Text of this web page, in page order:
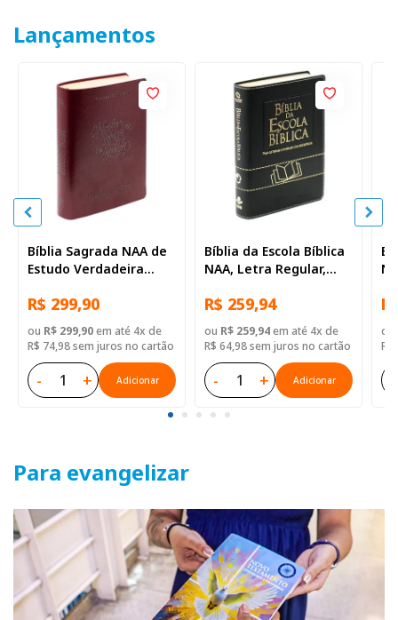
Lançamentos
Bíblia Sagrada NAA de
Estudo Verdadeira
Regular, com mapa,
Capa Couro Sintético
Ilustrada Marrom
R$ 299,90
ou R$ 299,90em até 4x de
R$ 74,98 sem juros no cartão
- + Adicionar
Bíblia da Escola Bíblica
NAA, Letra Regular,
Sintético Preta
R$ 259,94
ou R$ 259,94em até 4x de
R$ 64,98 sem juros no cartão
- + Adicionar
ou
R$
Para evangelizar